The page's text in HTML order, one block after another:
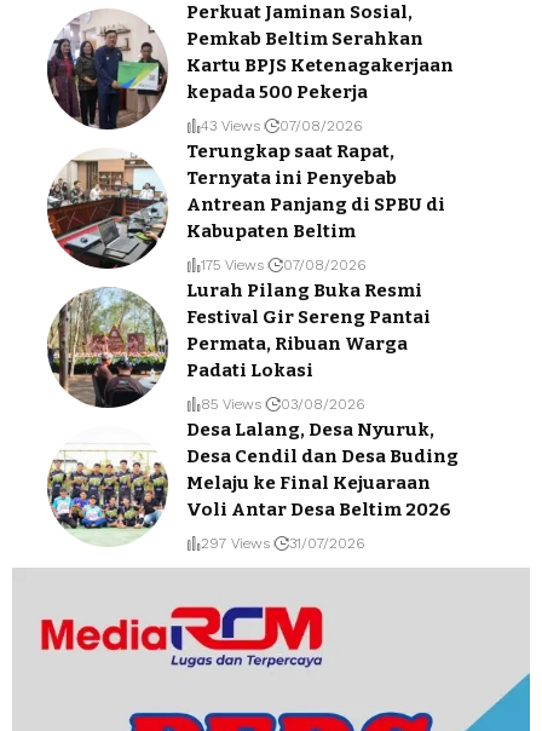
Perkuat Jaminan Sosial,
Pemkab Beltim Serahkan
Kartu BPJS Ketenagakerjaan
kepada 500 Pekerja
43 Views 07/08/2026
Terungkap saat Rapat,
Ternyata ini Penyebab
Antrean Panjang di SPBU di
Kabupaten Beltim
175 Views 07/08/2026
Lurah Pilang Buka Resmi
Festival Gir Sereng Pantai
Permata, Ribuan Warga
Padati Lokasi
85 Views 03/08/2026
Desa Lalang, Desa Nyuruk,
Desa Cendil dan Desa Buding
Melaju ke Final Kejuaraan
Voli Antar Desa Beltim 2026
297 Views 31/07/2026